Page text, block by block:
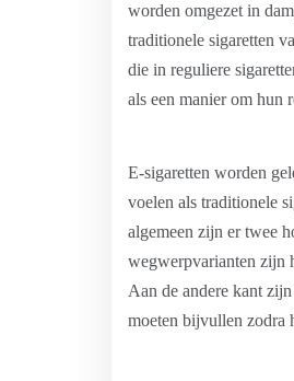
worden omgezet in
traditionele sigaretten
die in reguliere
als een manier om hun
E-sigaretten worden
voelen als traditionele
algemeen zijn er twee
wegwerpvarianten zijn
Aan de andere kant
moeten bijvullen zodra